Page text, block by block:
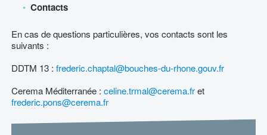
Contacts
En cas de questions particulières, vos contacts sont les
suivants :
DDTM 13 : frederic.chaptal@bouches-du-rhone.gouv.fr
Cerema Méditerranée : celine.trmal@cerema.fret
frederic.pons@cerema.fr